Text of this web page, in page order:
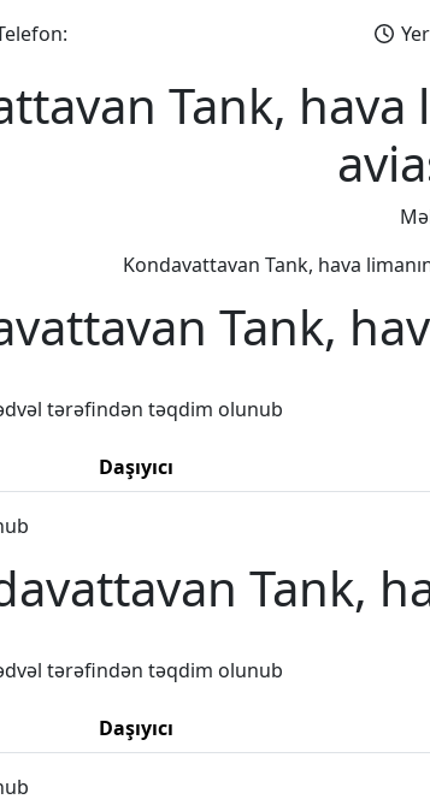
Tank,
Kondavattavan Tank, hava
Tank,
tərəfindən təqdim olunub
Daşıyıcı
Tank,
tərəfindən təqdim olunub
Daşıyıcı